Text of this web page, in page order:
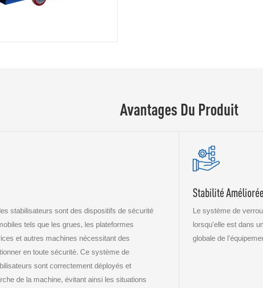
Avantages Du Produit
stabilisateurs sont des dispositifs de sécurité
tels que les grues, les plateformes
et autres machines nécessitant des
en toute sécurité. Ce système de
sont correctement déployés et
de la machine, évitant ainsi les situations
Stabilité Améliorée
Le système de
lorsqu'elle est dans
globale de